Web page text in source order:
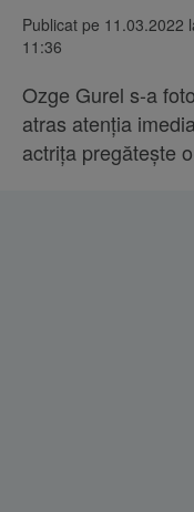
Publicat pe 11.03.2022
11:36
Ozge Gurel s-a
atras atenția
actrița pregătește